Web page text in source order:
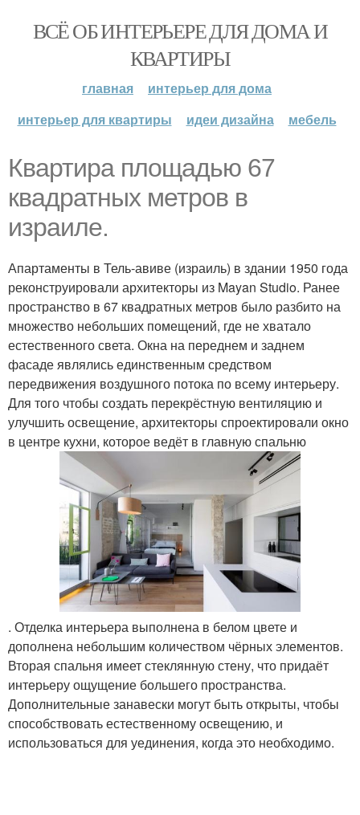
ВСЁ ОБ ИНТЕРЬЕРЕ ДЛЯ ДОМА И
КВАРТИРЫ
главная
интерьер для дома
интерьер для квартиры
идеи дизайна мебель
Квартира площадью 67
квадратных метров в
израиле.
Апартаменты в Тель-авиве (израиль) в здании 1950 года
реконструировали архитекторы из Mayan Studio. Ранее
пространство в 67 квадратных метров было разбито на
множество небольших помещений, где не хватало
естественного света. Окна на переднем и заднем
фасаде являлись единственным средством
передвижения воздушного потока по всему интерьеру.
Для того чтобы создать перекрёстную вентиляцию и
улучшить освещение, архитекторы спроектировали окно
в центре кухни, которое ведёт в главную спальню
. Отделка интерьера выполнена в белом цвете и
дополнена небольшим количеством чёрных элементов.
Вторая спальня имеет стеклянную стену, что придаёт
интерьеру ощущение большего пространства.
Дополнительные занавески могут быть открыты, чтобы
способствовать естественному освещению, и
использоваться для уединения, когда это необходимо.